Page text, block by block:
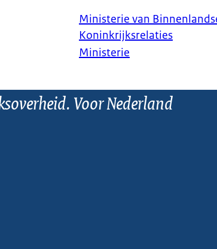
Ministerie van
Koninkrijksrelaties
Ministerie
Voor Nederland